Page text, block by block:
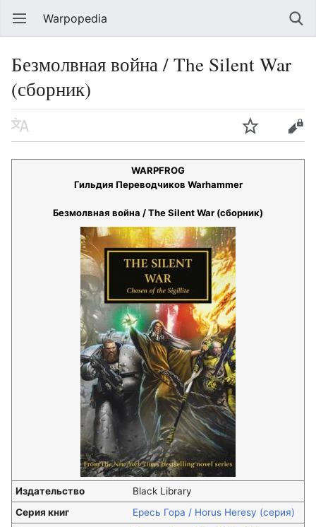
Warpopedia
Безмолвная война / The Silent War
(сборник)
WARPFROG
Гильдия Переводчиков Warhammer
Безмолвная война / The Silent War (сборник)
Издательство
Black Library
Серия книг
Ересь Гора / Horus Heresy (серия)